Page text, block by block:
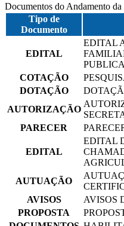
Documentos do Andamento
Tipo de
Documento
EDITAL
EDITAL
PUBLICA
COTAÇÃO
DOTAÇÃO
AUTORIZAÇÃO
PARECER
EDITAL
EDITAL
AUTUAÇÃO
AVISOS
AVISOS
PROPOSTA